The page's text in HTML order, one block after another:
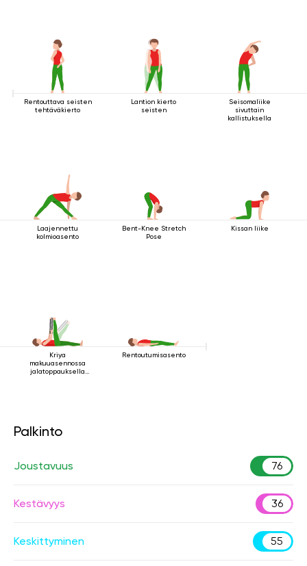
Rentouttava seisten
tehtäväkierto
Lantion kierto
seisten
Seisomaliike
sivuttain
kallistuksella
Laajennettu
kolmioasento
Bent-Knee Stretch
Pose
Kissan liike
Kriya
makuuasennossa
jalatoppauksella
Rentoutumisasento
Palkinto
Joustavuus 76
Kestävyys 36
Keskittyminen 55